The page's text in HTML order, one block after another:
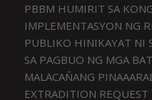
PBBM HUMIRIT SA
IMPLEMENTASYON NG
PUBLIKO HINIKAYAT NI
SA PAGBUO NG MGA
MALACAÑANG
EXTRADITION REQUEST